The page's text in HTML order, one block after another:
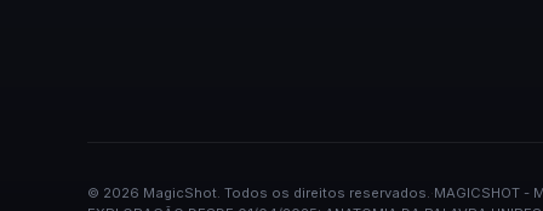
© 2026 MagicShot. Todos os direitos reservados.·MAGICSHOT -